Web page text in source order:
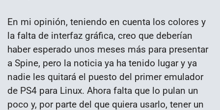
En mi opinión, teniendo en cuenta los colores y
la falta de interfaz gráfica, creo que deberían
haber esperado unos meses más para presentar
a Spine, pero la noticia ya ha tenido lugar y ya
nadie les quitará el puesto del primer emulador
de PS4 para Linux. Ahora falta que lo pulan un
poco y, por parte del que quiera usarlo, tener un